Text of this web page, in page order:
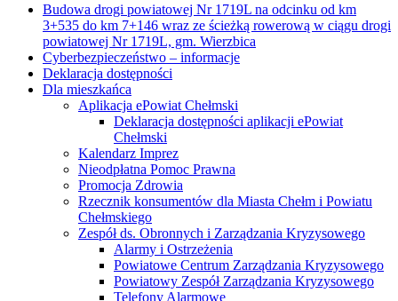
Budowa drogi powiatowej Nr 1719L na odcinku od km
3+535 do km 7+146 wraz ze ścieżką rowerową w ciągu drogi
powiatowej Nr 1719L, gm. Wierzbica
Cyberbezpieczeństwo – informacje
Deklaracja dostępności
Dla mieszkańca
Aplikacja ePowiat Chełmski
Deklaracja dostępności aplikacji ePowiat
Chełmski
Kalendarz Imprez
Nieodpłatna Pomoc Prawna
Promocja Zdrowia
Rzecznik konsumentów dla Miasta Chełm i Powiatu
Chełmskiego
Zespół ds. Obronnych i Zarządzania Kryzysowego
Alarmy i Ostrzeżenia
Powiatowe Centrum Zarządzania Kryzysowego
Powiatowy Zespół Zarządzania Kryzysowego
Telefony Alarmowe